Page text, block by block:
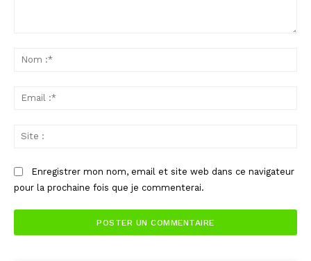
Enregistrer mon nom, email et site web dans ce navigateur
pour la prochaine fois que je commenterai.